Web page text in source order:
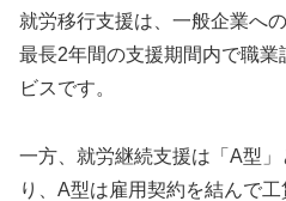
就労移行支援は、一般企業へ
最長2年間の支援期間内で職
ビスです。
一方、就労継続支援は「A型
り、A型は雇用契約を結んで